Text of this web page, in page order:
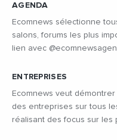
AGENDA
Ecomnews sélectionne
salons, forums les plus
lien avec
ENTREPRISES
Ecomnews veut
des entreprises sur tous
réalisant des focus sur les